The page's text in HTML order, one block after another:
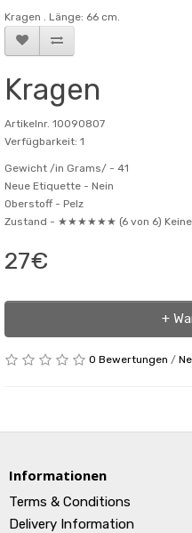
Kragen . Länge: 66 cm.
Kragen
Artikelnr. 10090807
Verfügbarkeit: 1
Gewicht /in Grams/ - 41
Neue Etiquette - Nein
Oberstoff - Pelz
Zustand - ★★★★★★ (6 von 6) Keine
27€
+
0 Bewertungen /
Informationen
Terms & Conditions
Delivery Information